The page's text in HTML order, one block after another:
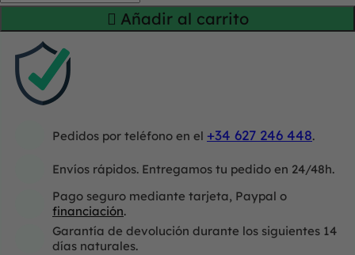
Añadir al carrito
Pedidos por teléfono en el +34 627 246 448.
Envíos rápidos. Entregamos tu pedido en 24/48h.
Pago seguro mediante tarjeta, Paypal o
financiación.
Garantía de devolución durante los siguientes 14
días naturales.